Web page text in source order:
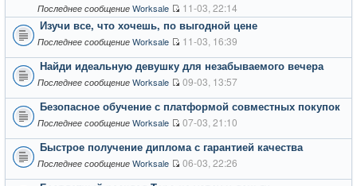
Последнее сообщение Worksale 11-03, 22:14
Изучи все, что хочешь, по выгодной цене
Последнее сообщение Worksale 11-03, 16:39
Найди идеальную девушку для незабываемого вечера
Последнее сообщение Worksale 09-03, 13:57
Безопасное обучение с платформой совместных покупок
Последнее сообщение Worksale 07-03, 21:10
Быстрое получение диплома с гарантией качества
Последнее сообщение Worksale 06-03, 22:26